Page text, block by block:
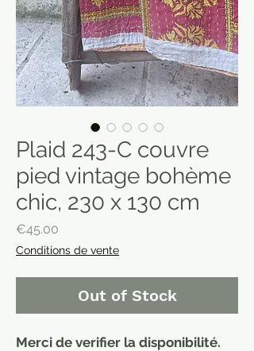
Plaid 243-C couvre
pied vintage bohème
chic, 230 x 130 cm
€45.00
Conditions de vente
Out of Stock
Merci de verifier la disponibilité.